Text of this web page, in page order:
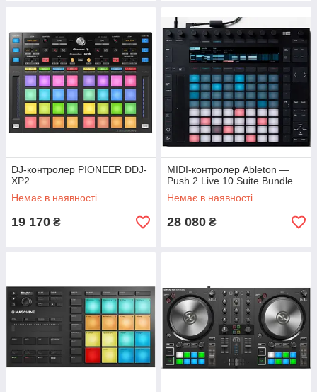
DJ-контролер PIONEER DDJ-
XP2
Немає в наявності
19 170 ₴
MIDI-контролер Ableton —
Push 2 Live 10 Suite Bundle
Немає в наявності
28 080 ₴